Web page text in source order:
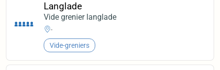
Langlade
Vide grenier langlade
-
Vide-greniers